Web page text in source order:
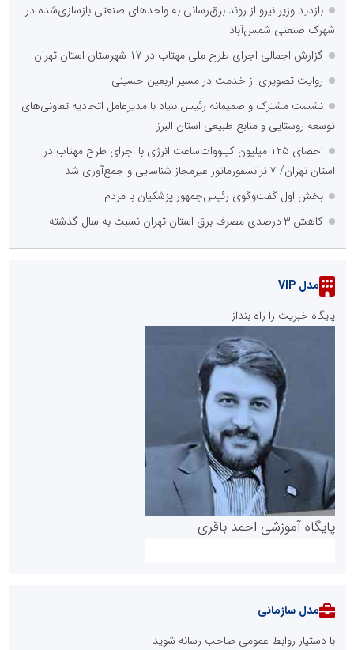
بازدید وزیر نیرو از روند برق‌رسانی به واحدهای صنعتی بازسازی‌شده در
شهرک صنعتی شمس‌آباد
گزارش اجمالی اجرای طرح ملی مهتاب در ۱۷ شهرستان استان تهران
روایت تصویری از خدمت در مسیر اربعین حسینی
نشست مشترک و صمیمانه رئیس بنیاد با مدیرعامل اتحادیه تعاونی‌های
توسعه روستایی و منابع طبیعی استان البرز
احصای ۱۲۵ میلیون کیلووات‌ساعت انرژی با اجرای طرح مهتاب در
استان تهران/ ۷ ترانسفورماتور غیرمجاز شناسایی و جمع‌آوری شد
بخش اول گفت‌وگوی رئیس‌جمهور پزشکیان با مردم
کاهش ۳ درصدی مصرف برق استان تهران نسبت به سال گذشته
مدل VIP
پایگاه خبریت را راه بنداز
پایگاه آموزشی احمد باقری
مدل سازمانی
با دستیار روابط عمومی صاحب رسانه شوید